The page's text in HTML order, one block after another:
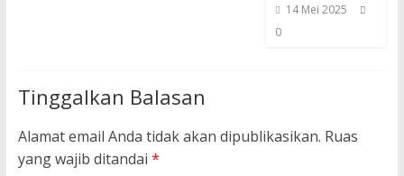
14 Mei 2025
0
Tinggalkan Balasan
Alamat email Anda tidak akan dipublikasikan. Ruas
yang wajib ditandai *